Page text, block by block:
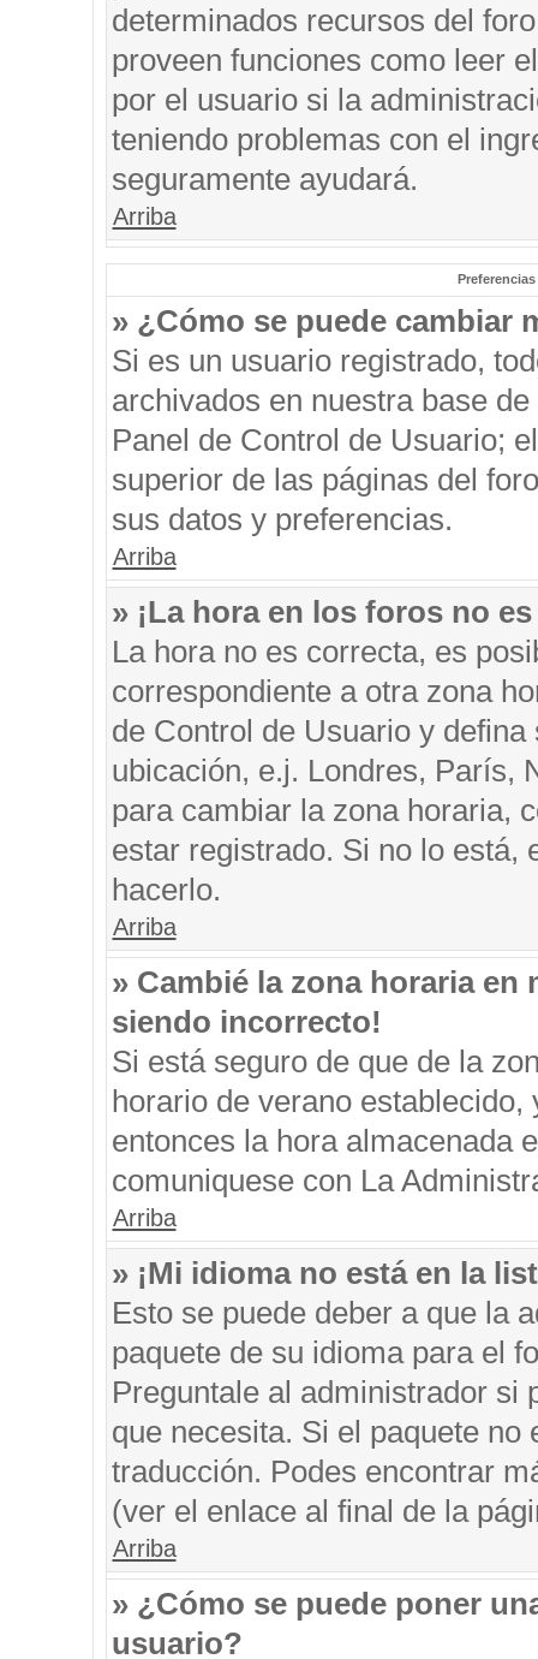
determinados recursos del
proveen funciones como leer
por el usuario si la
teniendo problemas con el
seguramente ayudará.
Arriba
» ¿Cómo se puede cambiar
Si es un usuario registrado,
archivados en nuestra base
Panel de Control de Usuario;
superior de las páginas del
sus datos y preferencias.
Arriba
» ¡La hora en los foros no
La hora no es correcta, es
correspondiente a otra zona
de Control de Usuario y
ubicación, e.j. Londres, París,
para cambiar la zona horaria,
estar registrado. Si no lo está,
hacerlo.
Arriba
» Cambié la zona horaria
siendo incorrecto!
Si está seguro de que de la
horario de verano
entonces la hora almacenada
comuniquese con La
Arriba
» ¡Mi idioma no está en la
Esto se puede deber a que la
paquete de su idioma para el
Preguntale al administrador si
que necesita. Si el paquete
traducción. Podes encontrar
(ver el enlace al final de la
Arriba
» ¿Cómo se puede poner
usuario?